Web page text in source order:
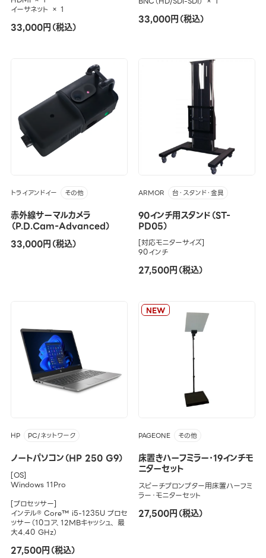
イーサネット × 1
33,000円（税込）
33,000円（税込）
トライアンドイー その他
赤外線サーマルカメラ
（P.D.Cam-Advanced）
33,000円（税込）
ARMOR 台・スタンド・金具
90インチ用スタンド（ST-
PD05）
[対応モニターサイズ]
90インチ
27,500円（税込）
HP PC/ネットワーク
ノートパソコン（HP 250 G9）
[OS]
Windows 11Pro
[プロセッサー]
インテル® Core™ i5-1235U プロセ
ッサー（10コア、12MBキャッシュ、 最
大4.40 GHz）
27,500円（税込）
NEW
PAGEONE その他
床置きハーフミラー･19インチモ
ニターセット
スピーチプロンプター用床置ハーフミ
ラー・モニターセット
27,500円（税込）